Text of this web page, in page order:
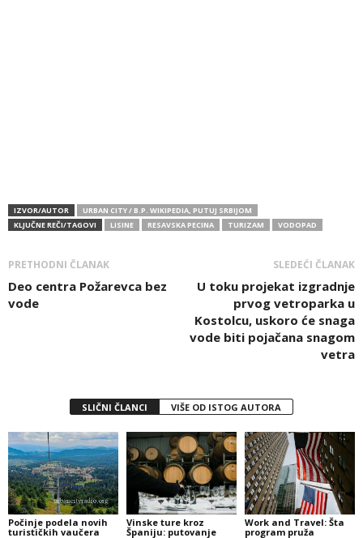
IZVOR/AUTOR
URBAN CITY / B.P. WIKIPEDIA, PUTUJ SRBIJOM
KLJUČNE REČI/TAGOVI
LISINE RESAVSKA PECINA TURIZAM VODOPAD
PRETHODNI ČLANAK
Deo centra Požarevca bez
vode
SLEDEĆI ČLANAK
U toku projekat izgradnje
prvog vetroparka u
Kostolcu, uskoro će snaga
vode biti pojačana snagom
vetra
SLIČNI ČLANCI VIŠE OD ISTOG AUTORA
Počinje podela novih
turističkih vaučera
Vinske ture kroz
Španiju: putovanje
Work and Travel: Šta
program pruža